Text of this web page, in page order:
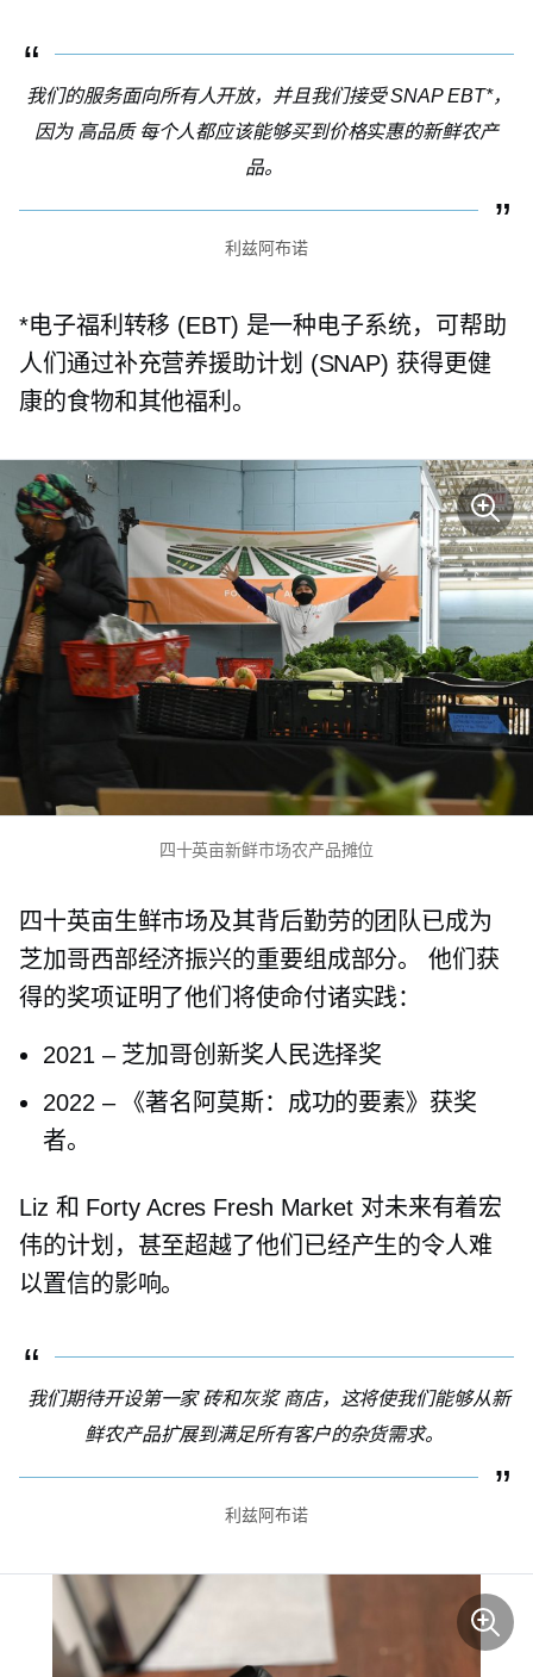
我们的服务面向所有人开放，并且我们接受 SNAP EBT*，
因为 高品质每个人都应该能够买到价格实惠的新鲜农产
品。
利兹阿布诺
*电子福利转移 (EBT) 是一种电子系统，可帮助
人们通过补充营养援助计划 (SNAP) 获得更健
康的食物和其他福利。
四十英亩新鲜市场农产品摊位
四十英亩生鲜市场及其背后勤劳的团队已成为
芝加哥西部经济振兴的重要组成部分。 他们获
得的奖项证明了他们将使命付诸实践：
2021 –芝加哥创新奖人民选择奖
2022 –《著名阿莫斯：成功的要素》获奖
者。
Liz 和 Forty Acres Fresh Market 对未来有着宏
伟的计划，甚至超越了他们已经产生的令人难
以置信的影响。
我们期待开设第一家砖和灰浆商店，这将使我们能够从新
鲜农产品扩展到满足所有客户的杂货需求。
利兹阿布诺